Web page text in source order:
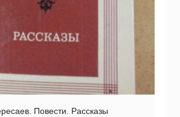
Повести. Рассказы